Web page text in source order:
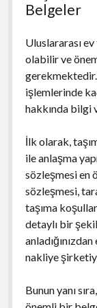
Belgeler
Uluslararası
olabilir ve
gerekmektedir.
işlemlerinde
hakkında bilgi
İlk olarak,
ile anlaşma
sözleşmesi en
sözleşmesi,
taşıma
detaylı bir
nakliye
Bunun yanı